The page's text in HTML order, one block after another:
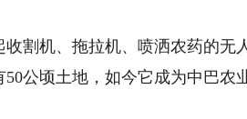
机、拖拉机、喷洒农药的无
公顷土地，如今它成为中巴农